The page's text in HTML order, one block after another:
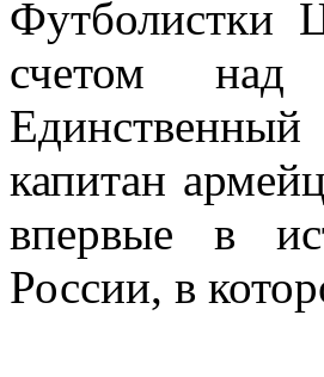
Футболистки
счетом над
капитан
впервые в
России, в